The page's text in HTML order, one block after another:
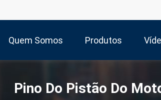
Quem Somos Produtos
Pino Do Pistão Do